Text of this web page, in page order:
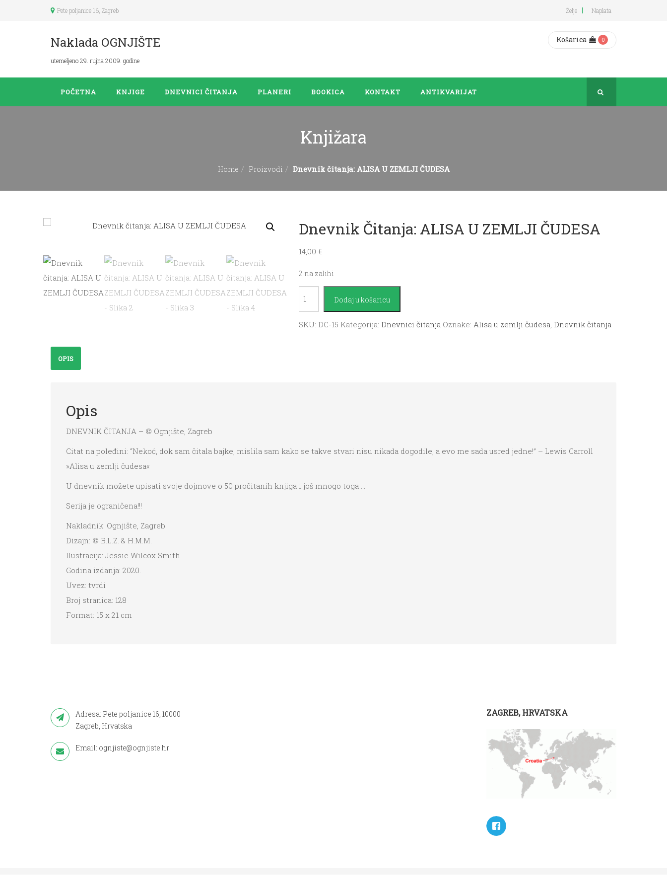
Pete poljanice 16, Zagreb Želje Naplata
Naklada OGNJIŠTE
utemeljeno 29. rujna 2009. godine
Košarica 0
POČETNA KNJIGE DNEVNICI ČITANJA PLANERI BOOKICA KONTAKT ANTIKVARIJAT
Knjižara
Home Proizvodi Dnevnik čitanja: ALISA U ZEMLJI ČUDESA
Dnevnik Čitanja: ALISA U ZEMLJI ČUDESA
14,00 €
2 na zalihi
ALISA
Dodaj u košaricu
SKU: DC-15 Kategorija: Dnevnici čitanja Oznake: Alisa u zemlji čudesa, Dnevnik čitanja
OPIS
Opis
DNEVNIK ČITANJA – © Ognjište, Zagreb
Citat na poleđini: “Nekoć, dok sam čitala bajke, mislila sam kako se takve stvari nisu nikada dogodile, a evo me sada usred jedne!” – Lewis Carroll
»Alisa u zemlji čudesa«
U dnevnik možete upisati svoje dojmove o 50 pročitanih knjiga i još mnogo toga …
Serija je ograničena!!!
Nakladnik: Ognjište, Zagreb
Dizajn: © B.L.Z. & H.M.M.
Ilustracija: Jessie Wilcox Smith
Godina izdanja: 2020.
Uvez: tvrdi
Broj stranica: 128
Format: 15 x 21 cm
Adresa: Pete poljanice 16, 10000
Zagreb, Hrvatska
Email: ognjiste@ognjiste.hr
ZAGREB, HRVATSKA